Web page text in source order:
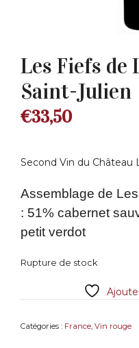
Les Fiefs de
Saint-Julien
€33,50
Second Vin du Château
Assemblage de
: 51% cabernet
petit verdot
Rupture de stock
Catégories : France, Vin rouge